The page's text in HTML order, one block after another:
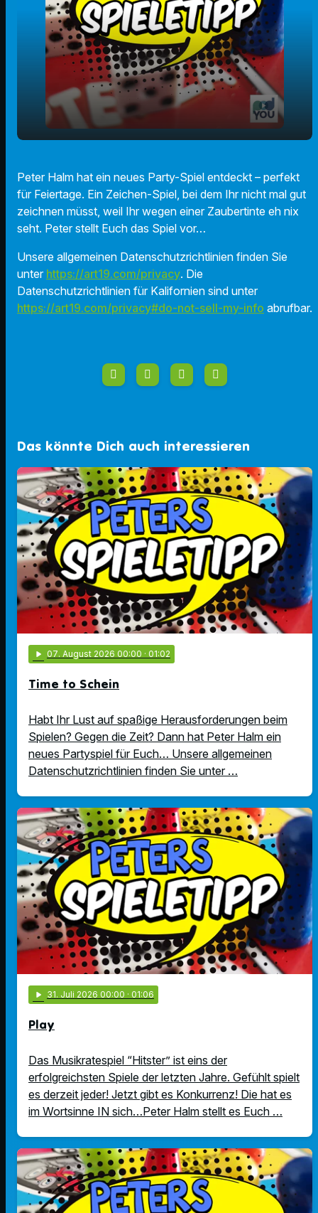
play_arrow
00:00 01:13
Peter Halm hat ein neues Party-Spiel entdeckt – perfekt
für Feiertage. Ein Zeichen-Spiel, bei dem Ihr nicht mal gut
zeichnen müsst, weil Ihr wegen einer Zaubertinte eh nix
seht. Peter stellt Euch das Spiel vor…
Unsere allgemeinen Datenschutzrichtlinien finden Sie
unter https://art19.com/privacy. Die
Datenschutzrichtlinien für Kalifornien sind unter
https://art19.com/privacy#do-not-sell-my-info abrufbar.
Das könnte Dich auch interessieren
play_arrow 07. August 2026 00:00 · 01:02
Time to Schein
Habt Ihr Lust auf spaßige Herausforderungen beim
Spielen? Gegen die Zeit? Dann hat Peter Halm ein
neues Partyspiel für Euch… Unsere allgemeinen
Datenschutzrichtlinien finden Sie unter …
play_arrow 31. Juli 2026 00:00 · 01:06
Play
Das Musikratespiel “Hitster” ist eins der
erfolgreichsten Spiele der letzten Jahre. Gefühlt spielt
es derzeit jeder! Jetzt gibt es Konkurrenz! Die hat es
im Wortsinne IN sich…Peter Halm stellt es Euch …